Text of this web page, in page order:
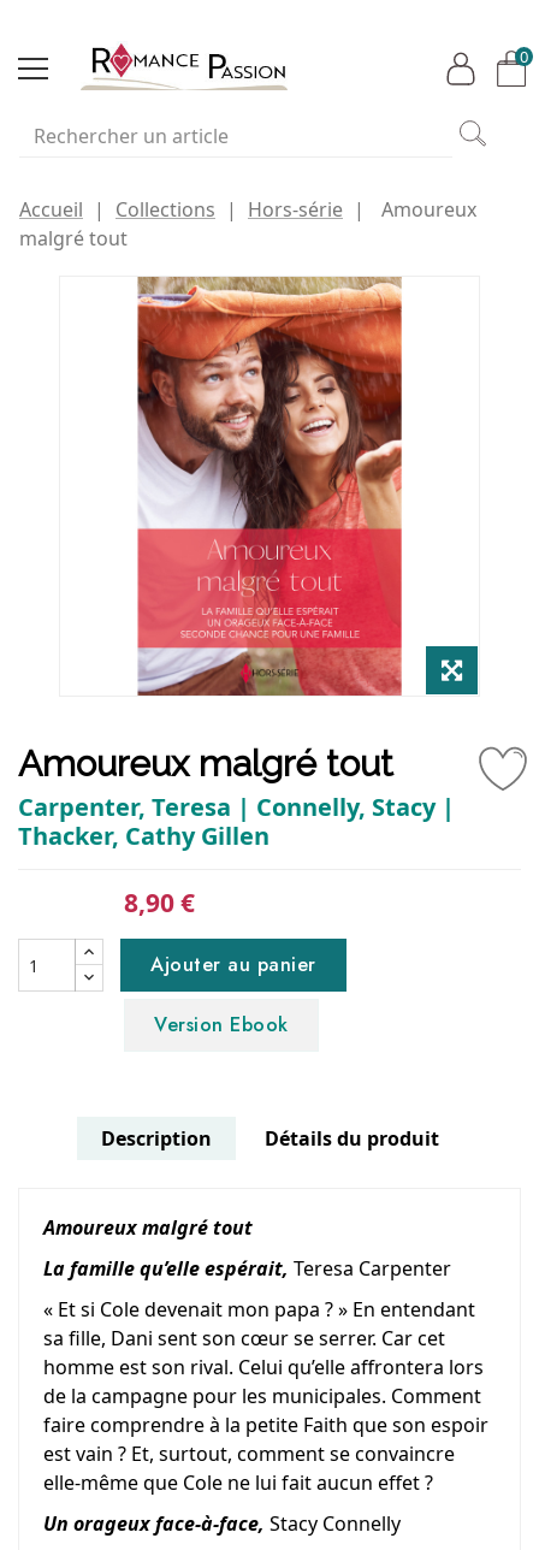
0
Accueil Collections Hors-série
Amoureux
malgré tout
Amoureux malgré tout
Carpenter, Teresa | Connelly, Stacy |
Thacker, Cathy Gillen
8,90 €
Ajouter au panier
Version Ebook
Description Détails du produit
Amoureux malgré tout
La famille qu’elle espérait, Teresa Carpenter
« Et si Cole devenait mon papa ? » En entendant
sa fille, Dani sent son cœur se serrer. Car cet
homme est son rival. Celui qu’elle affrontera lors
de la campagne pour les municipales. Comment
faire comprendre à la petite Faith que son espoir
est vain ? Et, surtout, comment se convaincre
elle-même que Cole ne lui fait aucun effet ?
Un orageux face-à-face, Stacy Connelly